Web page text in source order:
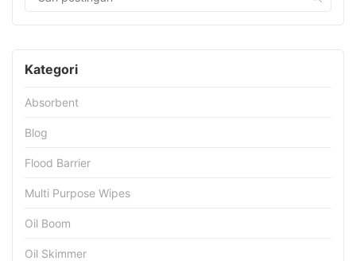
Kategori
Absorbent
Blog
Flood Barrier
Multi Purpose Wipes
Oil Boom
Oil Skimmer